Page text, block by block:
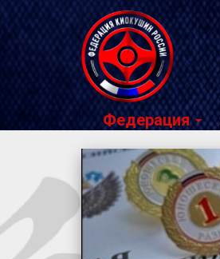
Федерация
Вперед